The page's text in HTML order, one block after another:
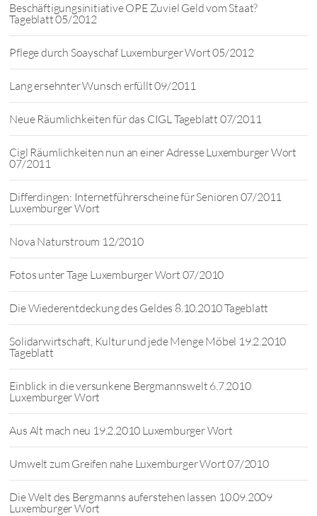
Beschäftigungsinitiative OPE Zuviel Geld vom Staat?
Tageblatt 05/2012
Pflege durch Soayschaf Luxemburger Wort 05/2012
Lang ersehnter Wunsch erfüllt 09/2011
Neue Räumlichkeiten für das CIGL Tageblatt 07/2011
Cigl Räumlichkeiten nun an einer Adresse Luxemburger Wort
07/2011
Differdingen: Internetführerscheine für Senioren 07/2011
Luxemburger Wort
Nova Naturstroum 12/2010
Fotos unter Tage Luxemburger Wort 07/2010
Die Wiederentdeckung des Geldes 8.10.2010 Tageblatt
Solidarwirtschaft, Kultur und jede Menge Möbel 19.2.2010
Tageblatt
Einblick in die versunkene Bergmannswelt 6.7.2010
Luxemburger Wort
Aus Alt mach neu 19.2.2010 Luxemburger Wort
Umwelt zum Greifen nahe Luxemburger Wort 07/2010
Die Welt des Bergmanns auferstehen lassen 10.09.2009
Luxemburger Wort